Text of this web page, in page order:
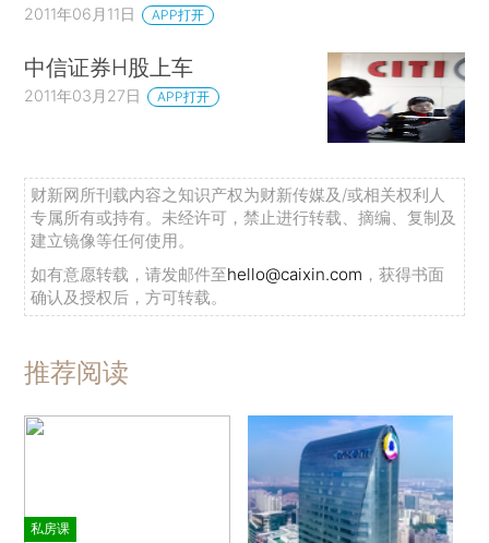
2011年06月11日 APP打开
中信证券H股上车
2011年03月27日 APP打开
财新网所刊载内容之知识产权为财新传媒及/或相关权利人
专属所有或持有。未经许可，禁止进行转载、摘编、复制及
建立镜像等任何使用。
如有意愿转载，请发邮件至hello@caixin.com ，获得书面
确认及授权后，方可转载。
推荐阅读
私房课